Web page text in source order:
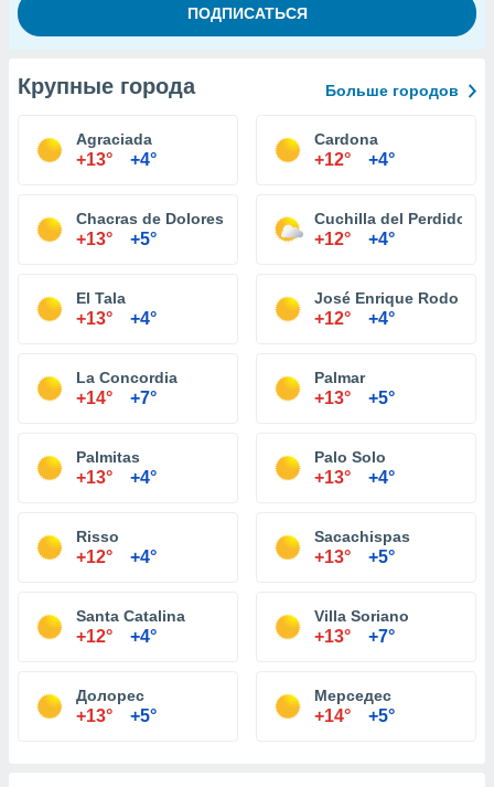
Крупные города Больше городов
Agraciada
+13° +4°
Cardona
+12° +4°
Chacras de Dolores
+13° +5°
Cuchilla del Perdido
+12° +4°
El Tala
+13° +4°
José Enrique Rodo
+12° +4°
La Concordia
+14° +7°
Palmar
+13° +5°
Palmitas
+13° +4°
Palo Solo
+13° +4°
Risso
+12° +4°
Sacachispas
+13° +5°
Santa Catalina
+12° +4°
Villa Soriano
+13° +7°
Долорес
+13° +5°
Мерседес
+14° +5°